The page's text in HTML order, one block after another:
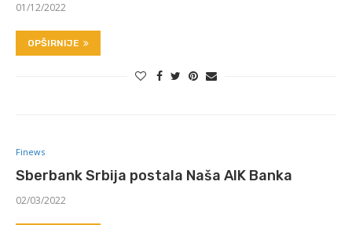
01/12/2022
OPŠIRNIJE
Finews
Sberbank Srbija postala Naša AIK Banka
02/03/2022